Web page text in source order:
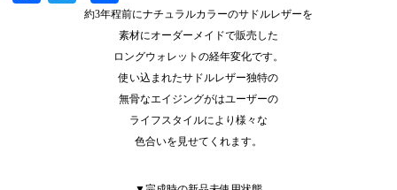
有
約3年程前にナチュラルカラーのサドルレザーを
素材にオーダーメイドで販売した
ロングウォレットの経年変化です。
使い込まれたサドルレザー独特の
無骨なエイジングがはユーザーの
ライフスタイルにより様々な
色合いを見せてくれます。